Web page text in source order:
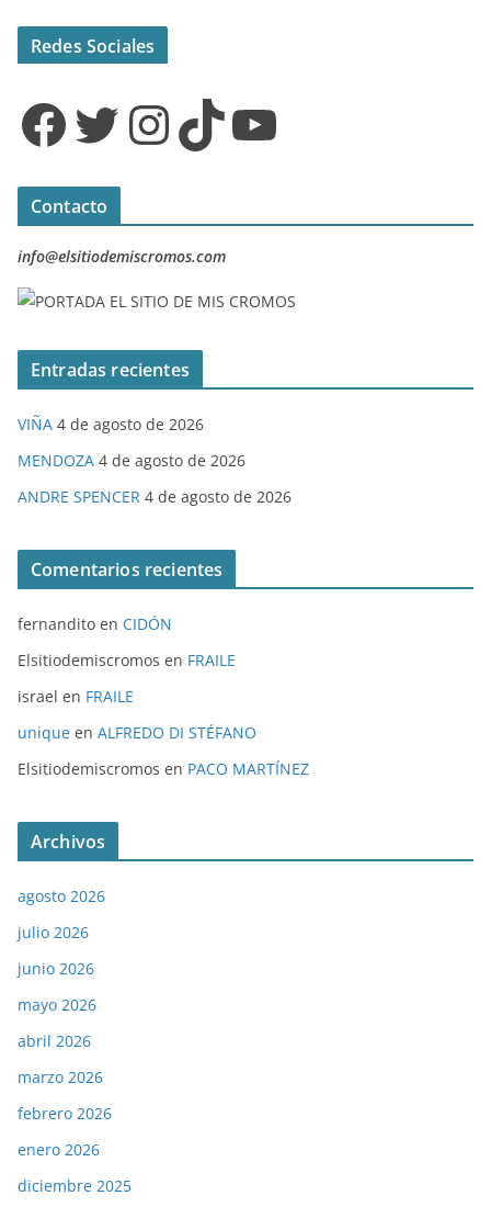
Redes Sociales
Facebook Twitter InstagramTikTok YouTube
Contacto
info@elsitiodemiscromos.com
Entradas recientes
VIÑA 4 de agosto de 2026
MENDOZA 4 de agosto de 2026
ANDRE SPENCER 4 de agosto de 2026
Comentarios recientes
fernandito en CIDÓN
Elsitiodemiscromos en FRAILE
israel en FRAILE
unique en ALFREDO DI STÉFANO
Elsitiodemiscromos en PACO MARTÍNEZ
Archivos
agosto 2026
julio 2026
junio 2026
mayo 2026
abril 2026
marzo 2026
febrero 2026
enero 2026
diciembre 2025